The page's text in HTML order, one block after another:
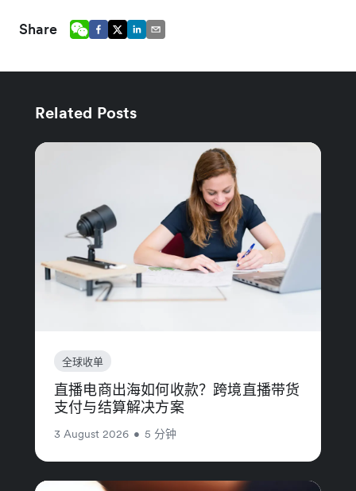
Share
Related Posts
全球收单
直播电商出海如何收款？跨境直播带货
支付与结算解决方案
3 August 2026 • 5 分钟